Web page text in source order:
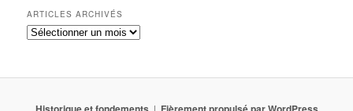
ARTICLES ARCHIVÉS
Articles